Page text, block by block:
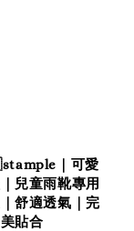
｜可愛
兒童雨靴專用
｜舒適透氣｜完
美貼合